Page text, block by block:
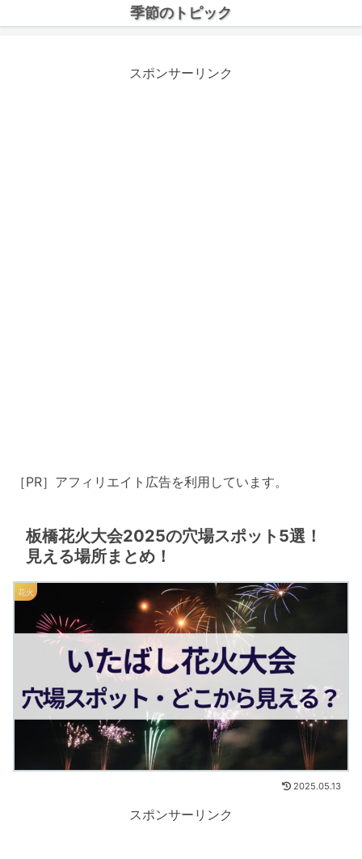
季節のトピック
スポンサーリンク
［PR］アフィリエイト広告を利用しています。
板橋花火大会2025の穴場スポット5選！
見える場所まとめ！
花火
2025.05.13
スポンサーリンク